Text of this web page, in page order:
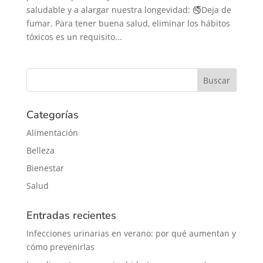
saludable y a alargar nuestra longevidad: 🚭Deja de
fumar. Para tener buena salud, eliminar los hábitos
tóxicos es un requisito...
Categorías
Alimentación
Belleza
Bienestar
Salud
Entradas recientes
Infecciones urinarias en verano: por qué aumentan y
cómo prevenirlas